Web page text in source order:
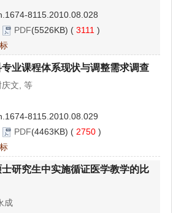
8115.2010.08.028
PDF(5526KB) ( 3111 )
业课程体系现状与调整需求调查
庆文, 等
8115.2010.08.029
PDF(4463KB) ( 2750 )
研究生中实施循证医学教学的比
成